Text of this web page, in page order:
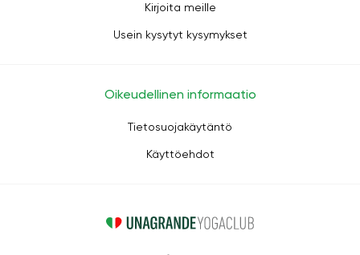
Kirjoita meille
Usein kysytyt kysymykset
Oikeudellinen informaatio
Tietosuojakäytäntö
Käyttöehdot